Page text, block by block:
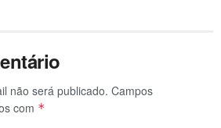
não será publicado. Campos
com *